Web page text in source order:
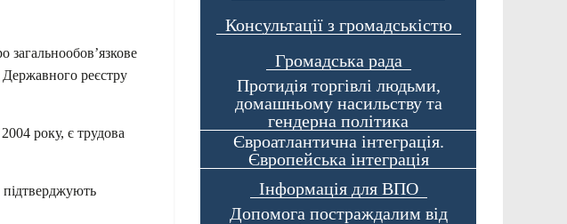
загальнообов’язкове
Державного реєстру
року, є трудова
Консультації з громадськістю
Громадська рада
Протидія торгівлі людьми,
домашньому насильству та
гендерна політика
Євроатлантична інтеграція.
Європейська інтеграція
Інформація для ВПО
Допомога постраждалим від